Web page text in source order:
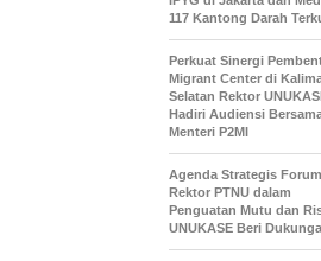
117 Kantong Darah
Perkuat Sinergi
Migrant Center di
Selatan Rektor
Hadiri Audiensi
Menteri P2MI
Agenda Strategis Forum
Rektor PTNU dalam
Penguatan Mutu dan
UNUKASE Beri